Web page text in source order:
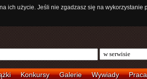
ich użycie. Jeśli nie zgadzasz się na
Konkursy Galerie Wywiady Praca